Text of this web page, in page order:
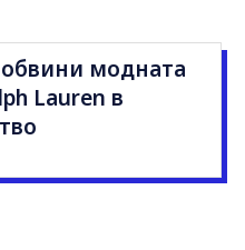
модната
Lauren в